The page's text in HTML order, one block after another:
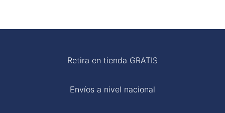
Retira en tienda GRATIS
Envíos a nivel nacional